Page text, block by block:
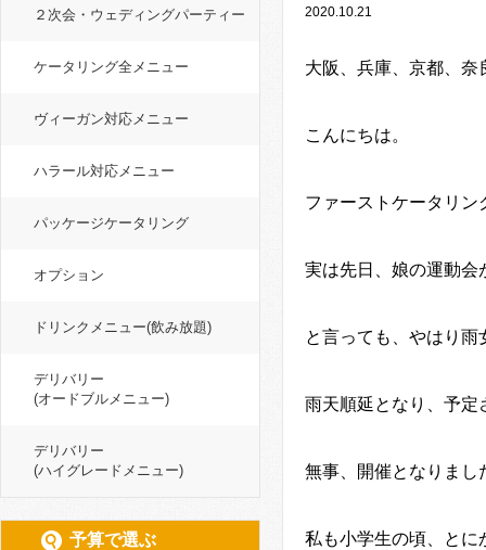
2020.10.21
大阪、兵庫、京都、
こんにちは。
ファーストケータリン
実は先日、娘の運動会
と言っても、やはり雨
雨天順延となり、予定
無事、開催となりまし
私も小学生の頃、とに
２次会・ウェディングパーティー
ケータリング全メニュー
ヴィーガン対応メニュー
ハラール対応メニュー
パッケージケータリング
オプション
ドリンクメニュー(飲み放題)
デリバリー
(オードブルメニュー)
デリバリー
(ハイグレードメニュー)
予算で選ぶ